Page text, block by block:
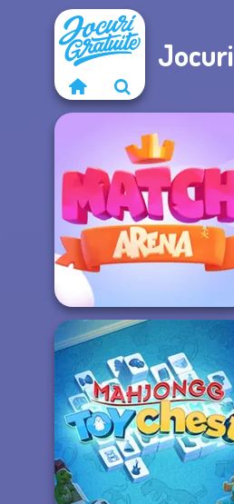
Match Arena